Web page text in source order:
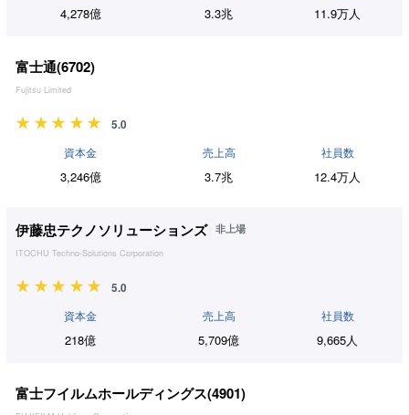
4,278億 3.3兆 11.9万人
富士通(6702)
Fujitsu Limited
5.0
資本金
3,246億
売上高
3.7兆
社員数
12.4万人
伊藤忠テクノソリューションズ 非上場
ITOCHU Techno-Solutions Corporation
5.0
資本金
218億
売上高
5,709億
社員数
9,665人
富士フイルムホールディングス(4901)